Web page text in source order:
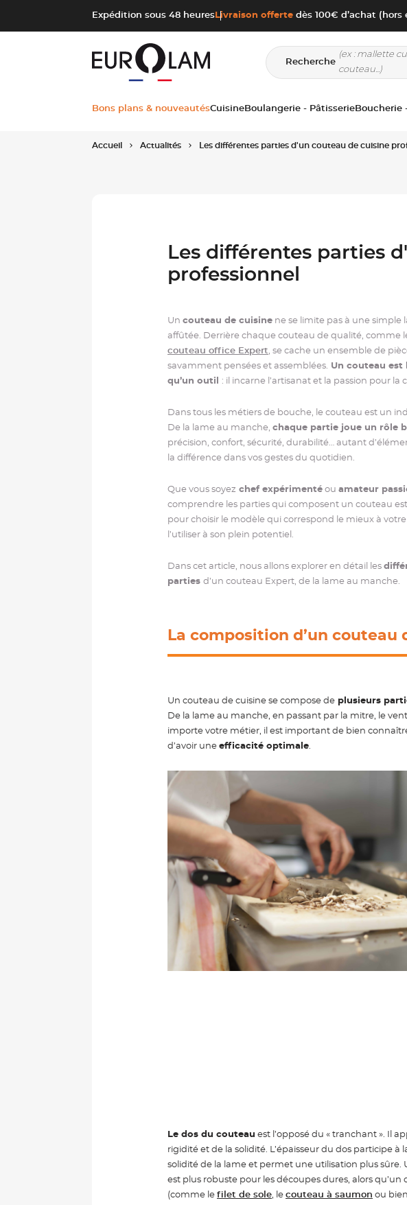
Expédition sous 48 heures Livraison offerte dès 100€ d’achat
Recherche
Bons plans & nouveautésCuisine Boulangerie - Pâtisserie Boucherie
Accueil Actualités Les différentes parties d'un couteau de cuisine
Les différentes parties
professionnel
Un couteau de cuisine ne se limite pas à une simple
affûtée. Derrière chaque couteau de qualité, comme
couteau office Expert, se cache un ensemble de
savamment pensées et assemblées. Un couteau est
qu’un outil : il incarne l’artisanat et la passion pour la
Dans tous les métiers de bouche, le couteau est un
De la lame au manche, chaque partie joue un rôle
précision, confort, sécurité, durabilité… autant
la différence dans vos gestes du quotidien.
Que vous soyez chef expérimenté ou amateur
comprendre les parties qui composent un couteau est
pour choisir le modèle qui correspond le mieux à
l’utiliser à son plein potentiel.
Dans cet article, nous allons explorer en détail les
parties d’un couteau Expert, de la lame au manche.
La composition d’un couteau
Un couteau de cuisine se compose de plusieurs
De la lame au manche, en passant par la mitre, le
importe votre métier, il est important de bien
d’avoir une efficacité optimale.
Le dos du couteau est l’opposé du « tranchant ». Il
rigidité et de la solidité. L’épaisseur du dos participe à
solidité de la lame et permet une utilisation plus sûre.
est plus robuste pour les découpes dures, alors qu’un
(comme le filet de sole, le couteau à saumon ou